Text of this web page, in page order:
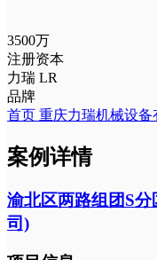
3500万
注册资本
力瑞 LR
品牌
首页 重庆力瑞机械设备
案例详情
渝北区两路组团S分
司)